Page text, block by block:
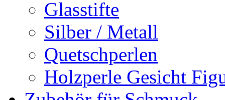
Glasstifte
Silber / Metall
Quetschperlen
Holzperle Gesicht